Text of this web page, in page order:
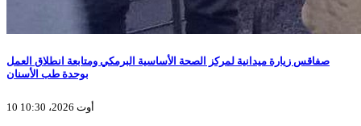
صفاقس زيارة ميدانية لمركز الصحة الأساسية البرمكي ومتابعة انطلاق العمل
بوحدة طب الأسنان
10 أوت 2026، 10:30